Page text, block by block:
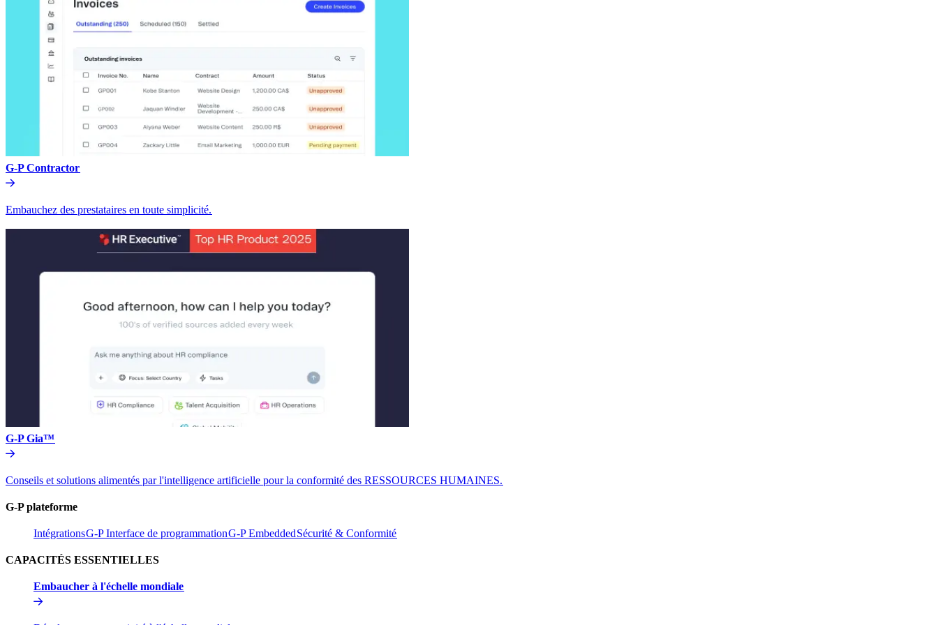
G-P Contractor​​
Embauchez des prestataires en toute simplicité.​​
G-P Gia™​​
Conseils et solutions alimentés par l'intelligence artificielle pour la conformité des RESSOURCES HUMAINES.​​
G-P plateforme​​
Intégrations​​G-P Interface de programmation​​G-P Embedded​​Sécurité & Conformité​​
CAPACITÉS ESSENTIELLES​​
Embaucher à l'échelle mondiale​​